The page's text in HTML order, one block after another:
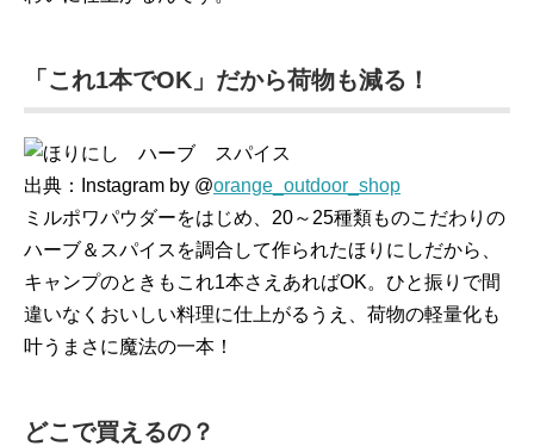
「これ1本でOK」だから荷物も減る！
出典：Instagram by @orange_outdoor_shop
ミルポワパウダーをはじめ、20～25種類ものこだわりの
ハーブ＆スパイスを調合して作られたほりにしだから、
キャンプのときもこれ1本さえあればOK。ひと振りで間
違いなくおいしい料理に仕上がるうえ、荷物の軽量化も
叶うまさに魔法の一本！
どこで買えるの？